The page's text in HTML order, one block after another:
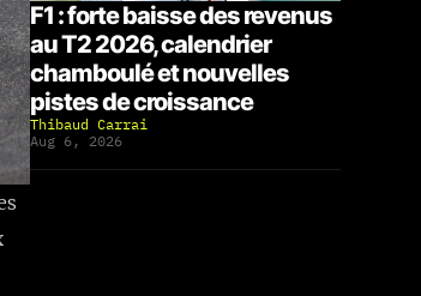
F1 : forte baisse des revenus
au T2 2026, calendrier
chamboulé et nouvelles
pistes de croissance
Thibaud Carrai
Aug 6, 2026